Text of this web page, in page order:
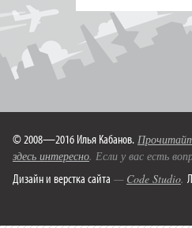
© 2008—2016 Илья Кабанов.
здесь интересно. Если у вас есть
Дизайн и верстка сайта — Code Studio.